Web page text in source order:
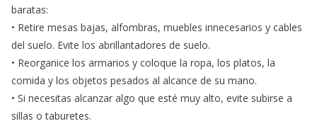
baratas:
• Retire mesas bajas, alfombras, muebles innecesarios y cables
del suelo. Evite los abrillantadores de suelo.
• Reorganice los armarios y coloque la ropa, los platos, la
comida y los objetos pesados al alcance de su mano.
• Si necesitas alcanzar algo que esté muy alto, evite subirse a
sillas o taburetes.